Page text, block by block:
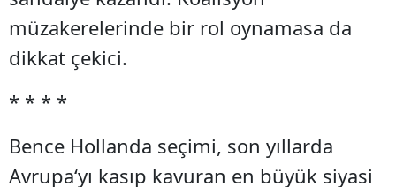
müzakerelerinde bir rol oynamasa da
dikkat çekici.
* * * *
Bence Hollanda seçimi, son yıllarda
Avrupa‘yı kasıp kavuran en büyük siyasi